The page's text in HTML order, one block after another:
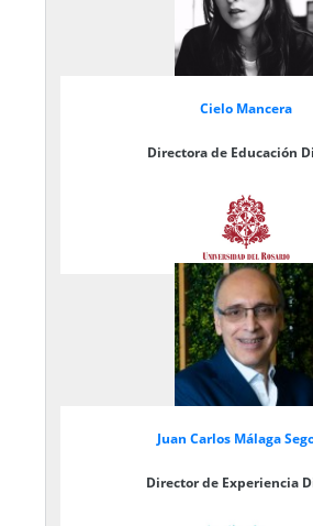
Cielo Mancera
Directora de Educación
Juan Carlos Málaga
Director de Experiencia